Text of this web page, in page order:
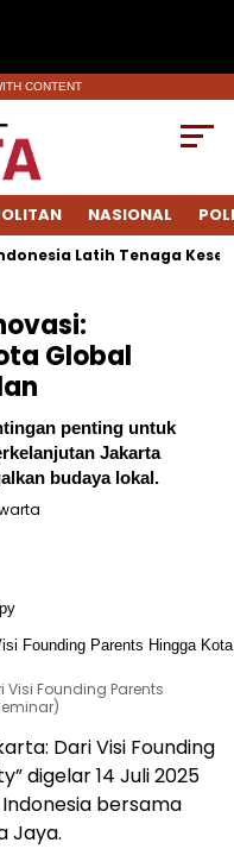
CONTENT
NASIONAL
Latih Tenaga
Global
penting untuk
Jakarta
budaya lokal.
Founding Parents
Dari Visi Founding
digelar 14 Juli 2025
bersama
Jaya.